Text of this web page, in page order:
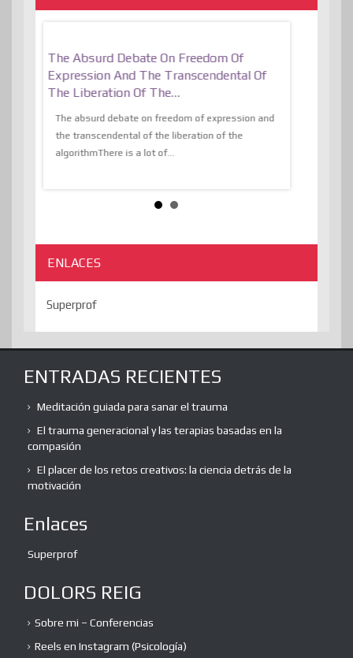
The Absurd Debate On Freedom Of
Expression And The Transcendental Of
The Liberation Of The…
The absurd debate on freedom of expression and
the transcendental of the liberation of the
algorithmThere is a lot of...
ENLACES
Superprof
ENTRADAS RECIENTES
Meditación guiada para sanar el trauma
El trauma generacional y las terapias basadas en la
compasión
El placer de los retos creativos: la ciencia detrás de la
motivación
Enlaces
Superprof
DOLORS REIG
Sobre mi – Conferencias
Reels en Instagram (Psicología)